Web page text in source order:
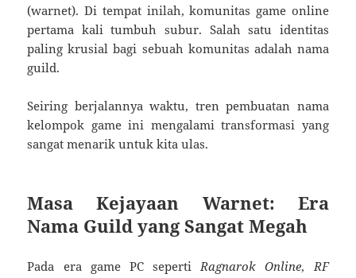
(warnet). Di tempat inilah, komunitas game online
pertama kali tumbuh subur. Salah satu identitas
paling krusial bagi sebuah komunitas adalah nama
guild.
Seiring berjalannya waktu, tren pembuatan nama
kelompok game ini mengalami transformasi yang
sangat menarik untuk kita ulas.
Masa Kejayaan Warnet: Era
Nama Guild yang Sangat Megah
Pada era game PC seperti Ragnarok Online, RF